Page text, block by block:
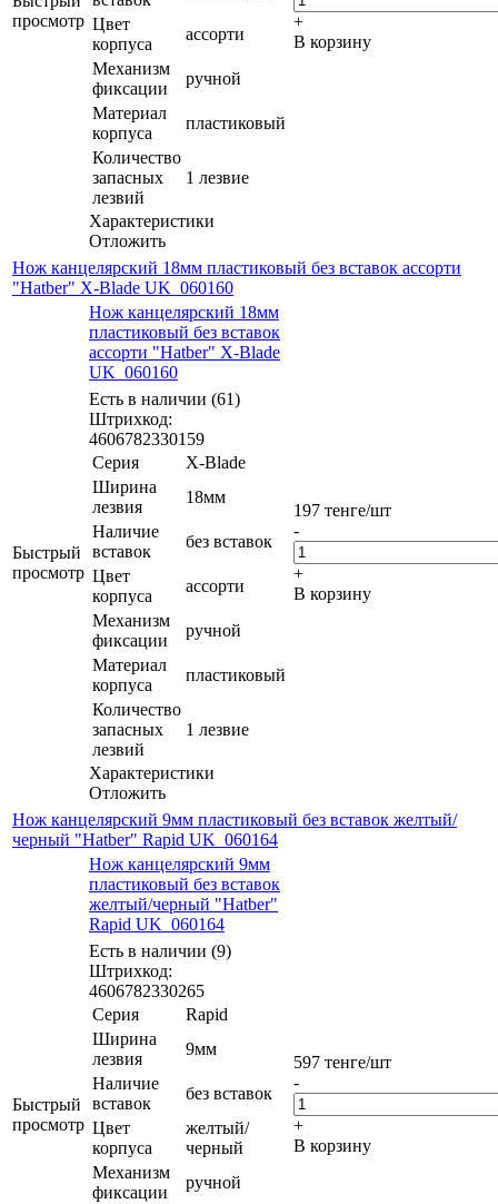
просмотр Цвет
корпуса
ассорти
Механизм
фиксации
ручной
Материал
корпуса
пластиковый
Количество
запасных
лезвий
1 лезвие
Характеристики
Отложить
+
В корзину
Нож канцелярский 18мм пластиковый без вставок ассорти
"Hatber" X-Blade UK_060160
Быстрый
просмотр
Нож канцелярский 18мм
пластиковый без вставок
ассорти "Hatber" X-Blade
UK_060160
Есть в наличии (61)
Штрихкод:
4606782330159
Серия
X-Blade
Ширина
лезвия
18мм
Наличие
вставок
без вставок
Цвет
корпуса
ассорти
Механизм
фиксации
ручной
Материал
корпуса
пластиковый
Количество
запасных
лезвий
1 лезвие
Характеристики
Отложить
197 тенге/шт
-
+
В корзину
Нож канцелярский 9мм пластиковый без вставок желтый/
черный "Hatber" Rapid UK_060164
Быстрый
просмотр
Нож канцелярский 9мм
пластиковый без вставок
желтый/черный "Hatber"
Rapid UK_060164
Есть в наличии (9)
Штрихкод:
4606782330265
Серия
Rapid
Ширина
лезвия
9мм
Наличие
вставок
без вставок
Цвет
корпуса
желтый/
черный
Механизм
фиксации
ручной
597 тенге/шт
-
+
В корзину